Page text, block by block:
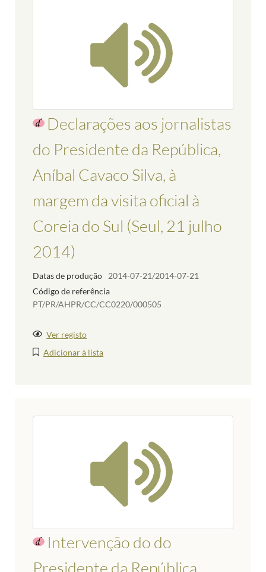
Declarações aos jornalistas
do Presidente da República,
Aníbal Cavaco Silva, à
margem da visita oficial à
Coreia do Sul (Seul, 21 julho
2014)
Datas de produção 2014-07-21/2014-07-21
Código de referência
PT/PR/AHPR/CC/CC0220/000505
Ver registo
Adicionar à lista
Intervenção do do
Presidente da República,